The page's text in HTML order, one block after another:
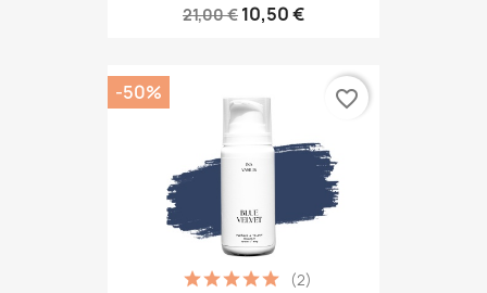
21,00 € 10,50 €
(2)
-50% favorite_border